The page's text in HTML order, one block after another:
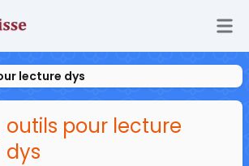
lecture dys
outils pour lecture
dys